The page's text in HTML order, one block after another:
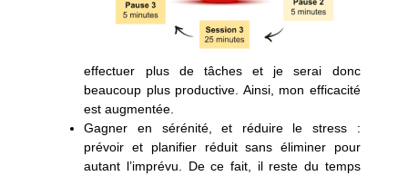
effectuer plus de tâches et je serai donc
beaucoup plus productive. Ainsi, mon efficacité
est augmentée.
Gagner en sérénité, et réduire le stress :
prévoir et planifier réduit sans éliminer pour
autant l’imprévu. De ce fait, il reste du temps